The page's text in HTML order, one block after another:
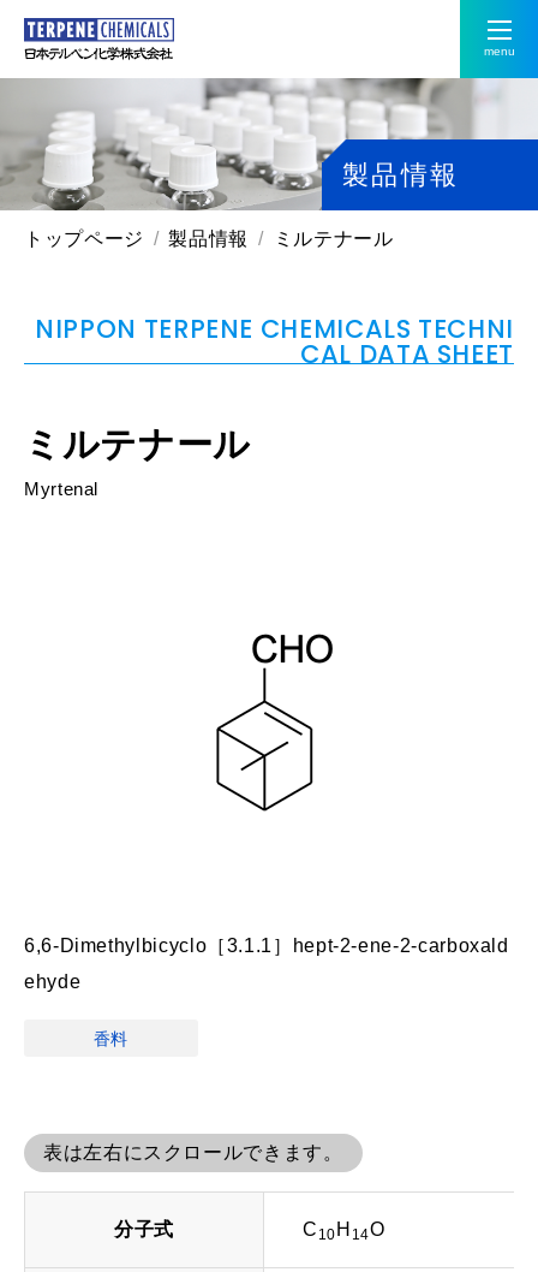
menu
製品情報
トップページ 製品情報 ミルテナール
NIPPON TERPENE CHEMICALS TECHNI
CAL DATA SHEET
ミルテナール
Myrtenal
6,6-Dimethylbicyclo［3.1.1］hept-2-ene-2-carboxald
ehyde
香料
表は左右にスクロールできます。
分子式 C 10 H 14O